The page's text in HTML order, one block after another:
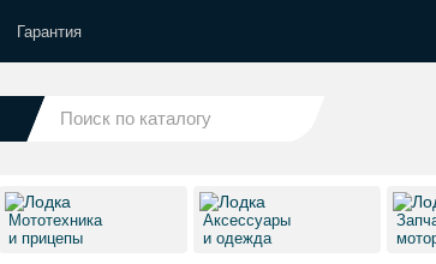
Гарантия
Мототехника
и прицепы
Аксессуары
и одежда